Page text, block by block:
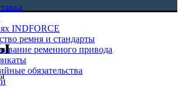
INDFORCE
ремня и стандарты
ременного привода
обязательства